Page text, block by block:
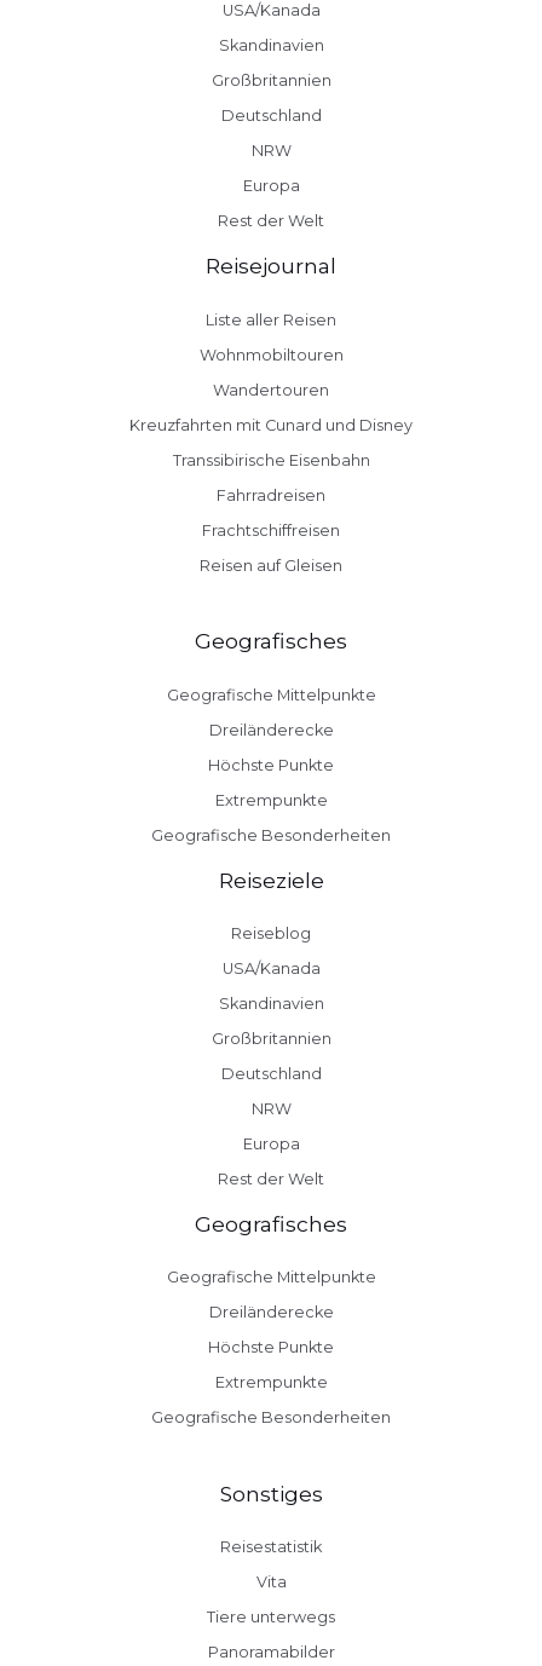
USA/Kanada
Skandinavien
Großbritannien
Deutschland
NRW
Europa
Rest der Welt
Reisejournal
Liste aller Reisen
Wohnmobiltouren
Wandertouren
Kreuzfahrten mit Cunard und Disney
Transsibirische Eisenbahn
Fahrradreisen
Frachtschiffreisen
Reisen auf Gleisen
Geografisches
Geografische Mittelpunkte
Dreiländerecke
Höchste Punkte
Extrempunkte
Geografische Besonderheiten
Reiseziele
Reiseblog
USA/Kanada
Skandinavien
Großbritannien
Deutschland
NRW
Europa
Rest der Welt
Geografisches
Geografische Mittelpunkte
Dreiländerecke
Höchste Punkte
Extrempunkte
Geografische Besonderheiten
Sonstiges
Reisestatistik
Vita
Tiere unterwegs
Panoramabilder